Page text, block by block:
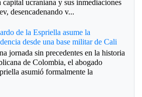
capital ucraniana y sus inmediaciones
desencadenando v...
de la Espriella asume la
desde una base militar de Cali
jornada sin precedentes en la historia
de Colombia, el abogado
asumió formalmente la